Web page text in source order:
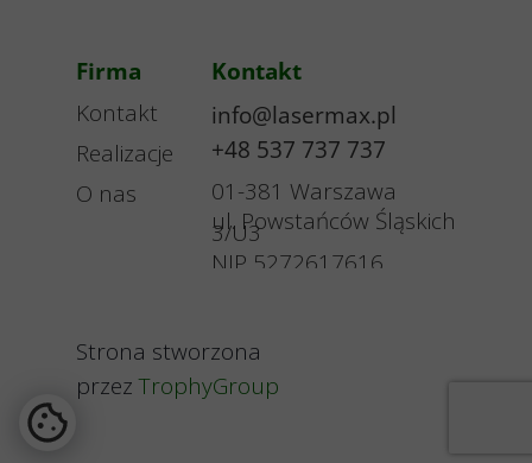
Firma
Kontakt
Realizacje
O nas
Kontakt
info@lasermax.pl
+48 537 737 737
01-381 Warszawa
ul. Powstańców Śląskich
3/U3
NIP 5272617616
Strona stworzona
przezTrophyGroup